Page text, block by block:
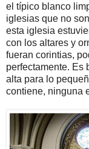
el típico blanco
iglesias que no
esta iglesia
con los altares y
fueran corintias,
perfectamente. Es
alta para lo
contiene, ninguna